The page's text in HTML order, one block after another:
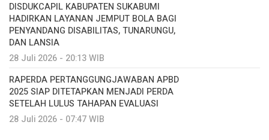
DISDUKCAPIL KABUPATEN SUKABUMI
HADIRKAN LAYANAN JEMPUT BOLA BAGI
PENYANDANG DISABILITAS, TUNARUNGU,
DAN LANSIA
28 Juli 2026 - 20:13 WIB
RAPERDA PERTANGGUNGJAWABAN APBD
2025 SIAP DITETAPKAN MENJADI PERDA
SETELAH LULUS TAHAPAN EVALUASI
28 Juli 2026 - 07:47 WIB